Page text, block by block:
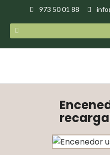
973 50 01 88